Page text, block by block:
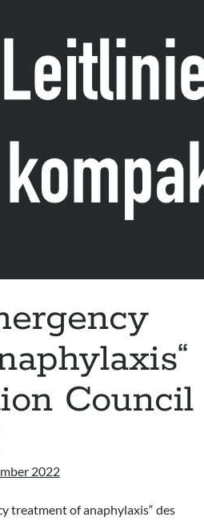
reactions“
Council
2022
treatment of anaphylaxis“ des